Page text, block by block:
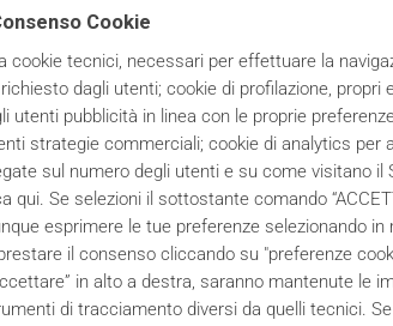
Cookie
cookie tecnici, necessari per effettuare la
dagli utenti; cookie di profilazione,
utenti pubblicità in linea con le proprie
strategie commerciali; cookie di analytics per
sul numero degli utenti e su come visitano il
qui. Se selezioni il sottostante comando
esprimere le tue preferenze selezionando
il consenso cliccando su "preferenze
in alto a destra, saranno mantenute le
di tracciamento diversi da quelli tecnici.